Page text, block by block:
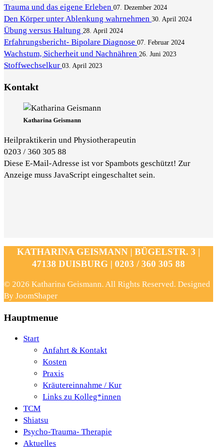
Trauma und das eigene Erleben 07. Dezember 2024
Den Körper unter Ablenkung wahrnehmen 30. April 2024
Übung versus Haltung 28. April 2024
Erfahrungsbericht- Bipolare Diagnose 07. Februar 2024
Wachstum, Sicherheit und Nachnähren 26. Juni 2023
Stoffwechselkur 03. April 2023
Kontakt
Katharina Geismann
Heilpraktikerin und Physiotherapeutin
0203 / 360 305 88
Diese E-Mail-Adresse ist vor Spambots geschützt! Zur
Anzeige muss JavaScript eingeschaltet sein.
KATHARINA GEISMANN | BÜGELSTR. 3 |
47138 DUISBURG | 0203 / 360 305 88
© 2026 Katharina Geismann. All Rights Reserved. Designed
By JoomShaper
Hauptmenue
Start
Anfahrt & Kontakt
Kosten
Praxis
Kräutereinnahme / Kur
Links zu Kolleg*innen
TCM
Shiatsu
Psycho-Trauma- Therapie
Aktuelles